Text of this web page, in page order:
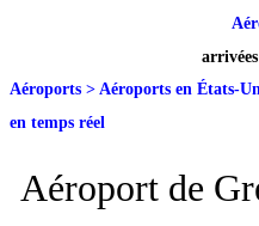
Aéroports > Aéroports en États-
en temps réel
Aéroport de